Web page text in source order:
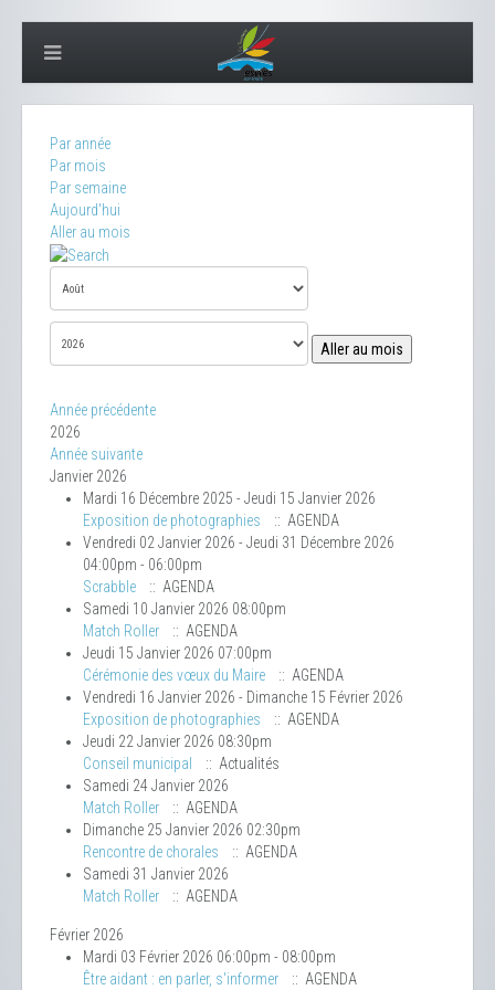
Par année
Par mois
Par semaine
Aujourd'hui
Aller au mois
Aller au mois
Année précédente
2026
Année suivante
Janvier 2026
Mardi 16 Décembre 2025 - Jeudi 15 Janvier 2026
Exposition de photographies
:: AGENDA
Vendredi 02 Janvier 2026 - Jeudi 31 Décembre 2026
04:00pm - 06:00pm
Scrabble
:: AGENDA
Samedi 10 Janvier 2026 08:00pm
Match Roller
:: AGENDA
Jeudi 15 Janvier 2026 07:00pm
Cérémonie des vœux du Maire
:: AGENDA
Vendredi 16 Janvier 2026 - Dimanche 15 Février 2026
Exposition de photographies
:: AGENDA
Jeudi 22 Janvier 2026 08:30pm
Conseil municipal
:: Actualités
Samedi 24 Janvier 2026
Match Roller
:: AGENDA
Dimanche 25 Janvier 2026 02:30pm
Rencontre de chorales
:: AGENDA
Samedi 31 Janvier 2026
Match Roller
:: AGENDA
Février 2026
Mardi 03 Février 2026 06:00pm - 08:00pm
Être aidant : en parler, s'informer
:: AGENDA